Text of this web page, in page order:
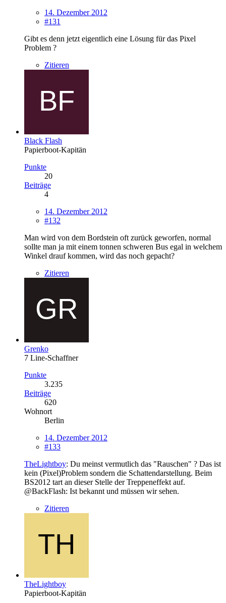
14. Dezember 2012
#131
Gibt es denn jetzt eigentlich eine Lösung für das Pixel
Problem ?
Zitieren
Black Flash
Papierboot-Kapitän
Punkte
20
Beiträge
4
14. Dezember 2012
#132
Man wird von dem Bordstein oft zurück geworfen, normal
sollte man ja mit einem tonnen schweren Bus egal in welchem
Winkel drauf kommen, wird das noch gepacht?
Zitieren
Grenko
7 Line-Schaffner
Punkte
3.235
Beiträge
620
Wohnort
Berlin
14. Dezember 2012
#133
TheLightboy: Du meinst vermutlich das "Rauschen" ? Das ist
kein (Pixel)Problem sondern die Schattendarstellung. Beim
BS2012 tart an dieser Stelle der Treppeneffekt auf.
@BackFlash: Ist bekannt und müssen wir sehen.
Zitieren
TheLightboy
Papierboot-Kapitän